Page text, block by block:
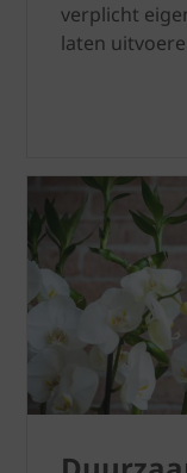
verplicht
laten